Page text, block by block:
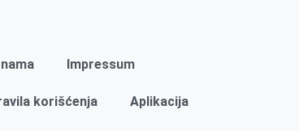
Impressum
korišćenja Aplikacija